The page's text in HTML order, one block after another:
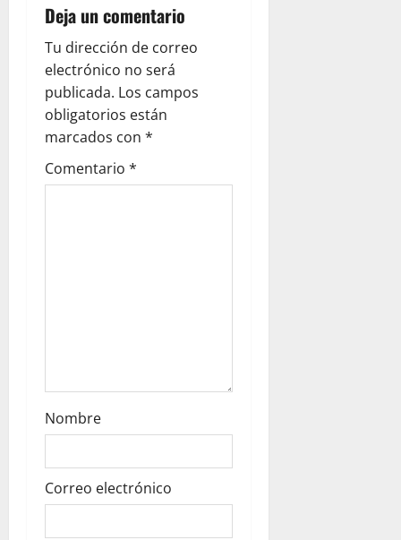
v
i
g
a
t
Deja un comentario
Tu dirección de correo
electrónico no será
publicada. Los campos
obligatorios están
marcados con *
Comentario *
Nombre
Correo electrónico